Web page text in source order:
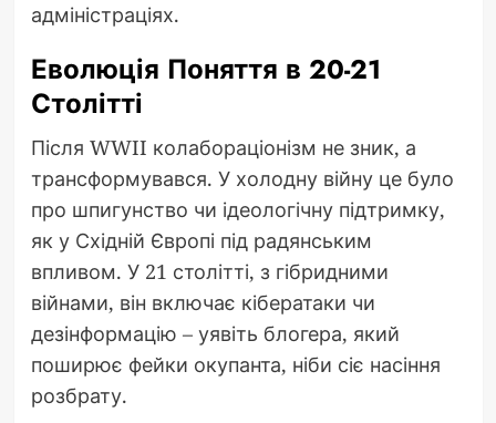
адміністраціях.
Еволюція Поняття в 20-21
Столітті
Після WWII колабораціонізм не зник, а
трансформувався. У холодну війну це було
про шпигунство чи ідеологічну підтримку,
як у Східній Європі під радянським
впливом. У 21 столітті, з гібридними
війнами, він включає кібератаки чи
дезінформацію – уявіть блогера, який
поширює фейки окупанта, ніби сіє насіння
розбрату.